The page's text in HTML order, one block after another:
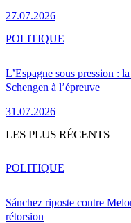
27.07.2026
L’Espagne sous pression :
Schengen à l’épreuve
31.07.2026
POLITIQUE
LES PLUS RÉCENTS
Sánchez riposte contre
rétorsion
POLITIQUE